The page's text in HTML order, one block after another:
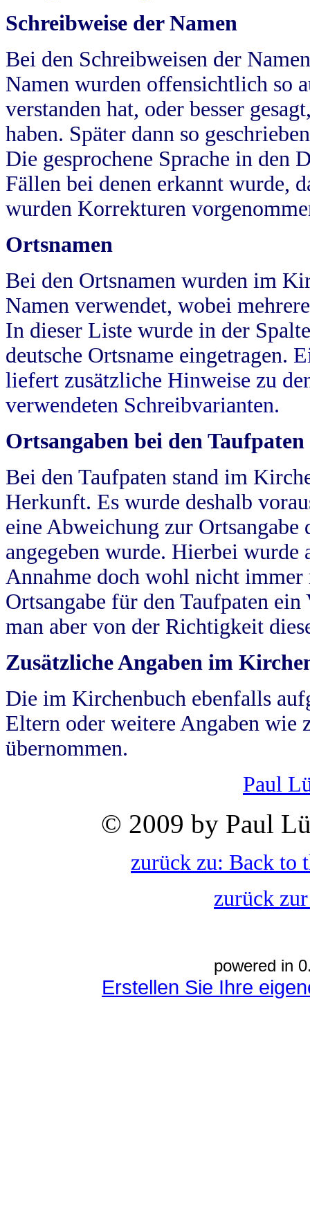
Schreibweise der Namen
Bei den Schreibweisen der
Namen wurden offensichtlich so
verstanden hat, oder besser
haben. Später dann so
Die gesprochene Sprache in
Fällen bei denen erkannt wurde,
wurden Korrekturen
Ortsnamen
Bei den Ortsnamen wurden im
Namen verwendet, wobei
In dieser Liste wurde in der
deutsche Ortsname eingetragen.
liefert zusätzliche Hinweise zu
verwendeten Schreibvarianten.
Ortsangaben bei den Taufpaten
Bei den Taufpaten stand im
Herkunft. Es wurde deshalb
eine Abweichung zur
angegeben wurde. Hierbei wurde
Annahme doch wohl nicht
Ortsangabe für den Taufpaten
man aber von der Richtigkeit
Zusätzliche Angaben im
Die im Kirchenbuch ebenfalls
Eltern oder weitere Angaben wie
übernommen.
Paul
© 2009 by Paul
zurück zu: Back to
zurück
powered in
Erstellen Sie Ihre